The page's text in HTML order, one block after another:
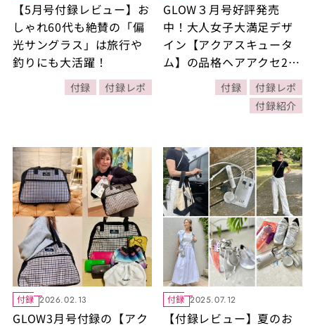
【5月号付録レビュー】お
しゃれ60代も絶賛の「偏
光サングラス」は旅行や
釣りにも大活躍！
付録 付録レポ
GLOW３月号好評発売
中！大人女子大満足デザ
イン【アクアスキュータ
ム】の品格ヘアアクセ2点
セット！｜ 40代4人のリ
アルな使い方は？
付録
付録レポ
付録紹介
付録 2026.02.13
GLOW3月号付録の【アク
付録 2025.07.12
【付録レビュー】夏のお